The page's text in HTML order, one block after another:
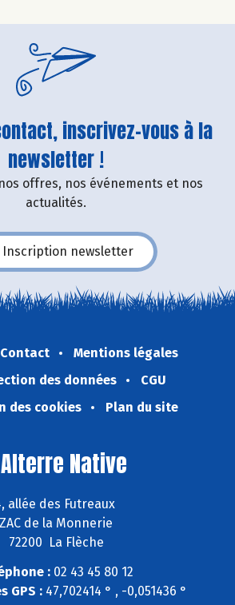
inscrivez-vous à la
newsletter !
offres, nos événements et nos
actualités.
Inscription newsletter
Contact
Mentions légales
des données
CGU
des cookies
Plan du site
Alterre Native
allée des Futreaux
ZAC de la Monnerie
72200 La Flèche
:02 43 45 80 12
GPS :47,702414 ° , -0,051436 °